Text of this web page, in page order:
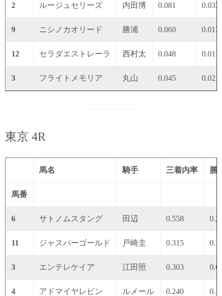
2 ルージュセリーズ 内田博 0.081 0.032
9 ニシノカオリード 勝浦 0.060 0.012
12 セラダエストレーラ 西村太 0.048 0.013
3 フライトメモリア 丸山 0.045 0.023
東京 4R
馬名 騎手 三着内率 勝
馬番
6 サトノムスタング 田辺 0.558
11 ジャスパーゴールド 戸崎圭 0.315
3 エンテレケイア 江田照 0.303
4 アドマイヤレビン ルメール 0.240